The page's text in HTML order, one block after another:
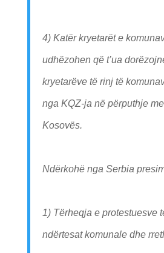
4) Katër kryetarët e
udhëzohen që t’ua
kryetarëve të rinj të
nga KQZ-ja në përputhje
Kosovës.
Ndërkohë nga Serbia
1) Tërheqja e protestuesve
ndërtesat komunale dhe